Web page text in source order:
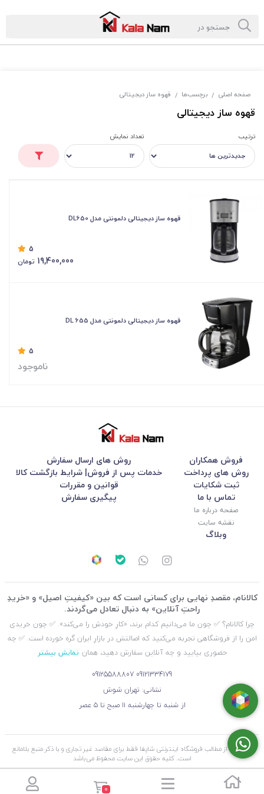
صفحه اصلی / برچسب‌ها / قهوه ساز دیجیتالی
قهوه ساز دیجیتالی
ترتیب تعداد نمایش
قهوه ساز دیجیتالی دلمونتی مدل DL650
5
19,400,000 تومان
قهوه ساز دیجیتالی دلمونتی مدل DL 655
5
ناموجود
فروش همکاران
روش های ارسال سفارش
روش های پرداخت
خدمات پس از فروش| شرایط بازگشت کالا
ثبت شکایات
قوانین و مقررات
تماس با ما
صفحه درباره ما
نقشه سایت
پیگیری سفارش
وبلاگ
کالانام، مقصدِ نهایی برای کسانی است که بین «کیفیتِ اصیل» و «خریدِ
راحتِ آنلاین» به دنبال تعادل می‌گردند.
چرا کالانام؟ ✅ چون ما می‌دانیم کدام برند، «کارِ خودش را می‌کند». ✅ چون خریدی
امن را از فروشگاهی تجربه می‌کنید که اصالتش در بازارِ ایران گره خورده است. ✅ چه
حضوری بیایید و چه آنلاین سفارش دهید، همان نمایش بیشتر
09121334179
09125588807
نشانی: تهران شوش
از شنبه تا چهارشنبه ۱۱ صبح تا ۵ عصر
استفاده از مطالب فروشگاه اینترنتی شاپفا فقط برای مقاصد غیر تجاری و با ذکر منبع بلامانع
است. کليه حقوق اين سايت محفوظ می‌باشد
0